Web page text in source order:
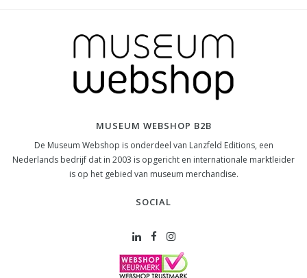
MUSEUM WEBSHOP B2B
De Museum Webshop is onderdeel van Lanzfeld Editions, een
Nederlands bedrijf dat in 2003 is opgericht en internationale marktleider
is op het gebied van museum merchandise.
SOCIAL